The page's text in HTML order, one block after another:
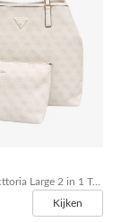
Dames Tas Victtoria Large 2 in 1 Tote Bone Logo
Kijken